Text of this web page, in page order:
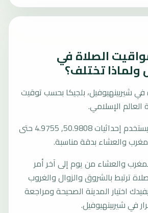
الصلاة في
ولماذا تختلف؟
شيربينهيوفيل، بلجيكا بحسب توقيت
المرجع العام للمدينة يستخدم إحداثيات 50.9808, 4.9755 حتى
والعشاء بدقة مناسبة.
والعشاء من يوم إلى آخر أمر
ترتبط بالشروق والزوال والغروب
اختيار المدينة الصحيحة ومراجعة
في شيربينهيوفيل.